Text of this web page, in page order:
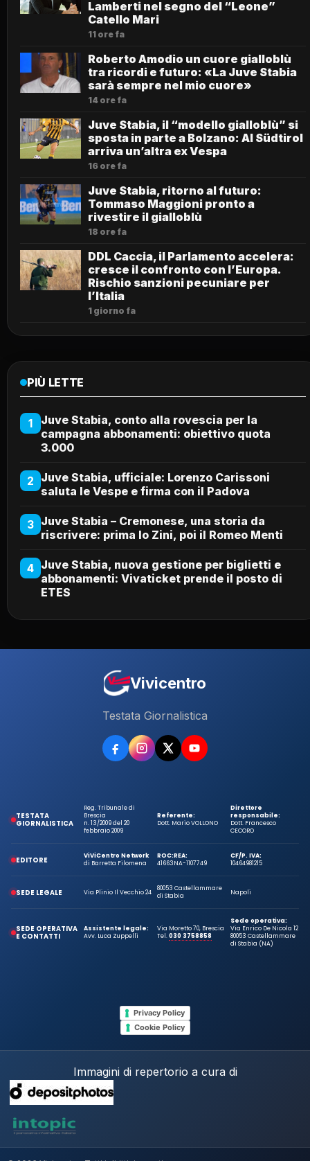
Lamberti nel segno del “Leone”
Catello Mari
11 ore fa
Roberto Amodio un cuore gialloblù
tra ricordi e futuro: «La Juve Stabia
sarà sempre nel mio cuore»
14 ore fa
Juve Stabia, il “modello gialloblù” si
sposta in parte a Bolzano: Al Südtirol
arriva un’altra ex Vespa
16 ore fa
Juve Stabia, ritorno al futuro:
Tommaso Maggioni pronto a
rivestire il gialloblù
18 ore fa
DDL Caccia, il Parlamento accelera:
cresce il confronto con l’Europa.
Rischio sanzioni pecuniare per
l’Italia
1 giorno fa
PIÙ LETTE
1
Juve Stabia, conto alla rovescia per la
campagna abbonamenti: obiettivo quota
3.000
2 Juve Stabia, ufficiale: Lorenzo Carissoni
saluta le Vespe e firma con il Padova
3 Juve Stabia – Cremonese, una storia da
riscrivere: prima lo Zini, poi il Romeo Menti
4 Juve Stabia, nuova gestione per biglietti e
abbonamenti: Vivaticket prende il posto di
ETES
Vivicentro
Testata Giornalistica
TESTATA
GIORNALISTICA
Reg. Tribunale di
Brescia
n. 13/2009 del 20
febbraio 2009
Referente:
Dott. Mario VOLLONO
Direttore
responsabile:
Dott. Francesco
CECORO
EDITORE
ViViCentro Network
di Barretta Filomena
ROC:
41663
REA:
NA-1107749
CF/P. IVA:
10464981215
SEDE LEGALE Via Plinio Il Vecchio 24
80053 Castellammare
di Stabia
Napoli
SEDE OPERATIVA
E CONTATTI
Assistente legale:
Avv. Luca Zuppelli
Via Moretto 70, Brescia
Tel.030 3758858
Sede operativa:
Via Enrico De Nicola 12
80053 Castellammare
di Stabia (NA)
Privacy Policy
Cookie Policy
Immagini di repertorio a cura di